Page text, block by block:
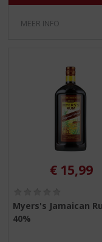
MEER INFO
€ 15,99
,
Myers's Jamaican
40%